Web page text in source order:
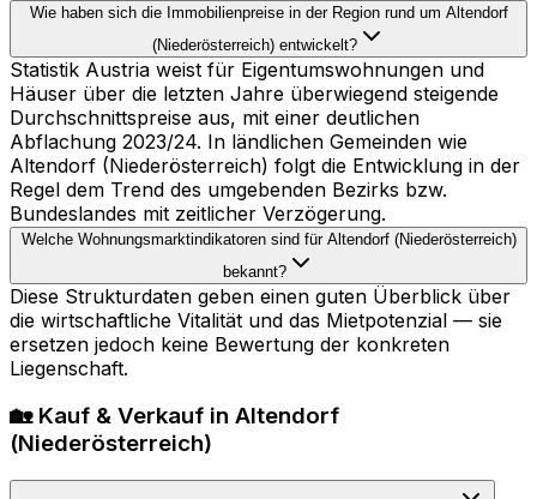
Wie haben sich die Immobilienpreise in der Region rund um Altendorf
(Niederösterreich) entwickelt?
Statistik Austria weist für Eigentumswohnungen und
Häuser über die letzten Jahre überwiegend steigende
Durchschnittspreise aus, mit einer deutlichen
Abflachung 2023/24. In ländlichen Gemeinden wie
Altendorf (Niederösterreich) folgt die Entwicklung in der
Regel dem Trend des umgebenden Bezirks bzw.
Bundeslandes mit zeitlicher Verzögerung.
Welche Wohnungsmarktindikatoren sind für Altendorf (Niederösterreich)
bekannt?
Diese Strukturdaten geben einen guten Überblick über
die wirtschaftliche Vitalität und das Mietpotenzial — sie
ersetzen jedoch keine Bewertung der konkreten
Liegenschaft.
🏡 Kauf & Verkauf in Altendorf
(Niederösterreich)